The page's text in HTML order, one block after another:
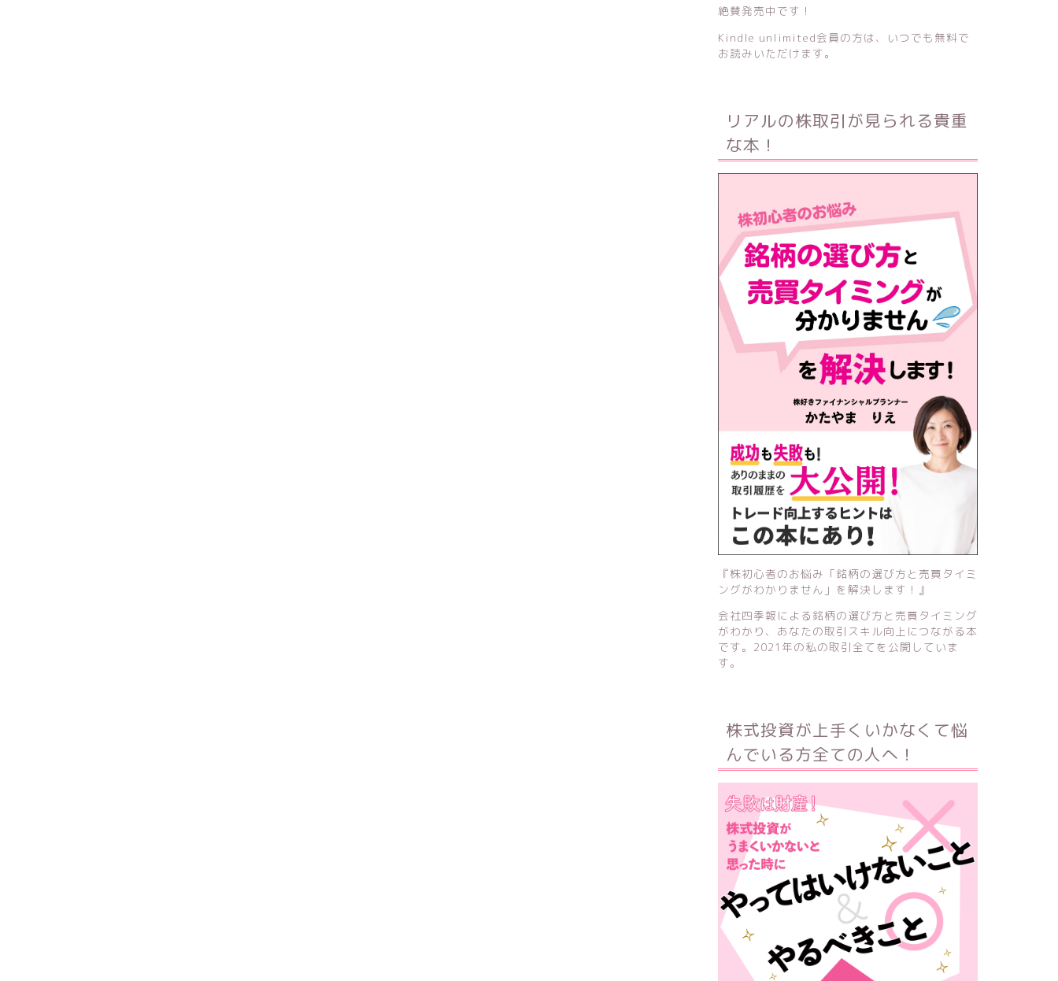
絶賛発売中です！
Kindle unlimited会員の方は、いつでも無料で
お読みいただけます。
リアルの株取引が見られる貴重
な本！
『株初心者のお悩み「銘柄の選び方と売買タイミ
ングがわかりません」を解決します！』
会社四季報による銘柄の選び方と売買タイミング
がわかり、あなたの取引スキル向上につながる本
です。2021年の私の取引全てを公開していま
す。
株式投資が上手くいかなくて悩
んでいる方全ての人へ！